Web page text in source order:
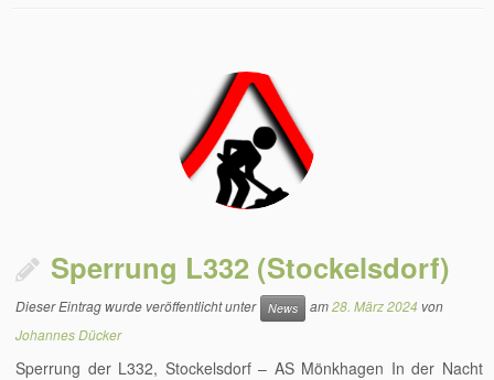
Sperrung L332 (Stockelsdorf)
Dieser Eintrag wurde veröffentlicht unter News am28. März 2024 von
Johannes Dücker
Sperrung der L332, Stockelsdorf – AS Mönkhagen In der Nacht